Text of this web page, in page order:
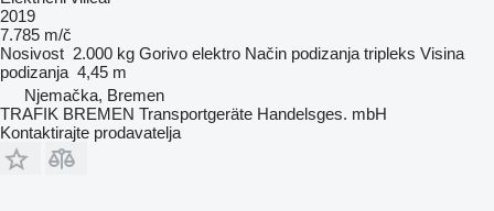
2019
7.785 m/č
Nosivost 2.000 kg Gorivo elektro Način podizanja tripleks Visina
podizanja 4,45 m
Njemačka, Bremen
TRAFIK BREMEN Transportgeräte Handelsges. mbH
Kontaktirajte prodavatelja